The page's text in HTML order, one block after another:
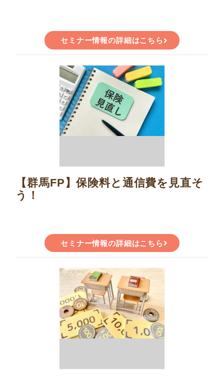
セミナー情報の詳細はこちら
【群馬FP】保険料と通信費を見直そ
う！
セミナー情報の詳細はこちら